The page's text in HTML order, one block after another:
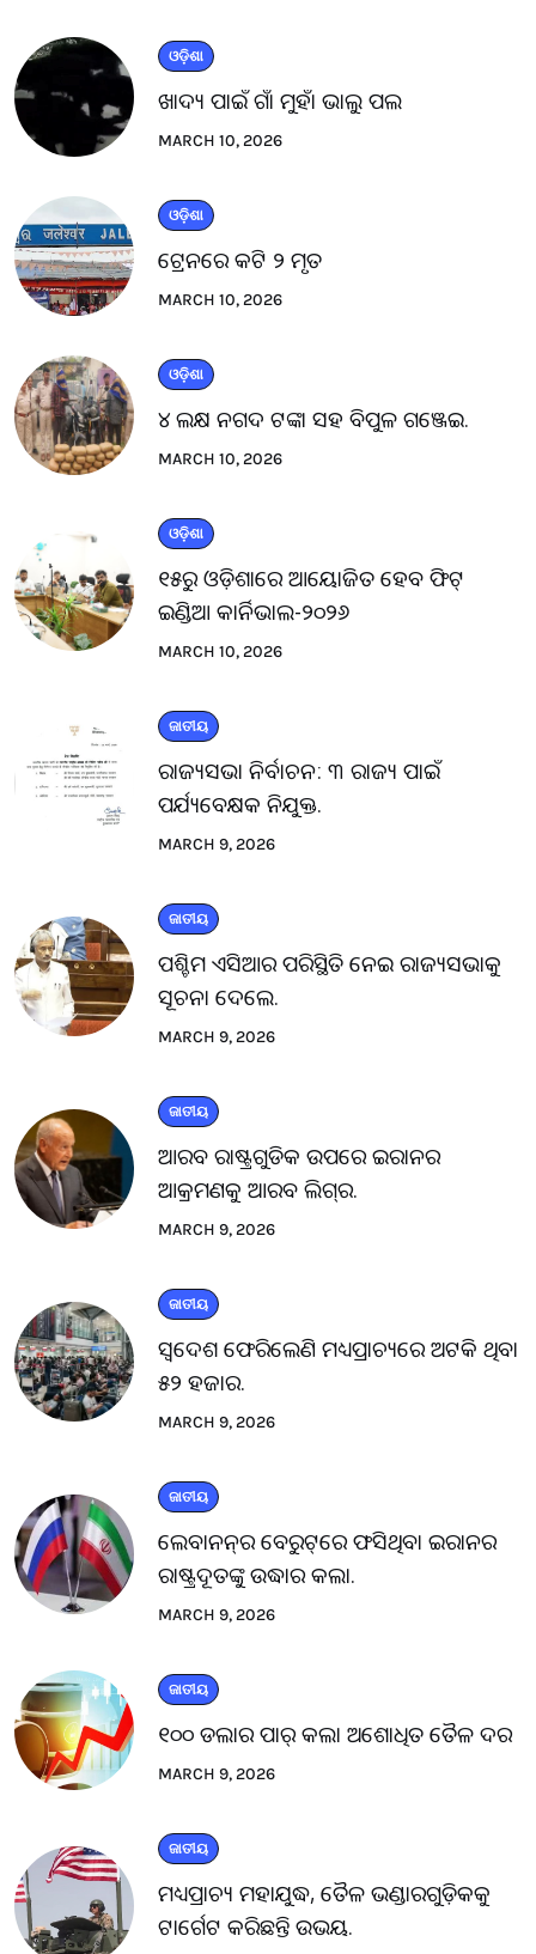
ଓଡ଼ିଶା
ଖାଦ୍ୟ ପାଇଁ ଗାଁ ମୁହାଁ ଭାଲୁ ପଲ
MARCH 10, 2026
ଓଡ଼ିଶା
ଟ୍ରେନରେ କଟି ୨ ମୃତ
MARCH 10, 2026
ଓଡ଼ିଶା
୪ ଲକ୍ଷ ନଗଦ ଟଙ୍କା ସହ ବିପୁଳ ଗଞ୍ଜେଇ.
MARCH 10, 2026
ଓଡ଼ିଶା
୧୫ରୁ ଓଡ଼ିଶାରେ ଆୟୋଜିତ ହେବ ଫିଟ୍
ଇଣ୍ଡିଆ କାର୍ନିଭାଲ-୨୦୨୬
MARCH 10, 2026
ଜାତୀୟ
ରାଜ୍ୟସଭା ନିର୍ବାଚନ: ୩ ରାଜ୍ୟ ପାଇଁ
ପର୍ଯ୍ୟବେକ୍ଷକ ନିଯୁକ୍ତ.
MARCH 9, 2026
ଜାତୀୟ
ପଶ୍ଚିମ ଏସିଆର ପରିସ୍ଥିତି ନେଇ ରାଜ୍ୟସଭାକୁ
ସୂଚନା ଦେଲେ.
MARCH 9, 2026
ଜାତୀୟ
ଆରବ ରାଷ୍ଟ୍ରଗୁଡିକ ଉପରେ ଇରାନର
ଆକ୍ରମଣକୁ ଆରବ ଲିଗ୍‌ର.
MARCH 9, 2026
ଜାତୀୟ
ସ୍ବଦେଶ ଫେରିଲେଣି ମଧ୍ୟପ୍ରାଚ୍ୟରେ ଅଟକି ଥିବା
୫୨ ହଜାର.
MARCH 9, 2026
ଜାତୀୟ
ଲେବାନନ୍‌ର ବେରୁଟ୍‌ରେ ଫସିଥିବା ଇରାନର
ରାଷ୍ଟ୍ରଦୂତଙ୍କୁ ଉଦ୍ଧାର କଲା.
MARCH 9, 2026
ଜାତୀୟ
୧୦୦ ଡଲାର ପାର୍ କଲା ଅଶୋଧିତ ତୈଳ ଦର
MARCH 9, 2026
ଜାତୀୟ
ମଧ୍ୟପ୍ରାଚ୍ୟ ମହାଯୁଦ୍ଧ, ତୈଳ ଭଣ୍ଡାରଗୁଡ଼ିକକୁ
ଟାର୍ଗେଟ କରିଛନ୍ତି ଉଭୟ.